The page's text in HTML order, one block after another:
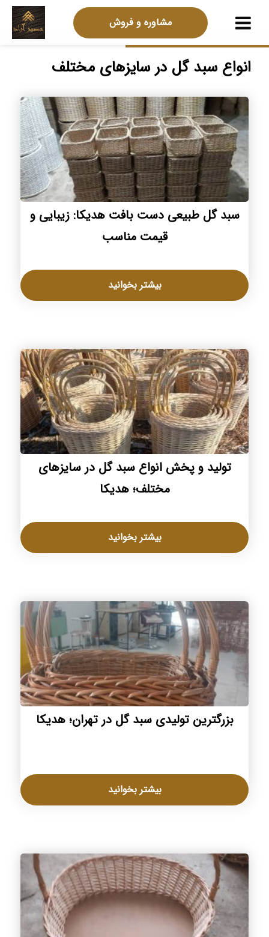
مشاوره و فروش
انواع سبد گل در سایزهای مختلف
سبد گل طبیعی دست بافت هدیکا: زیبایی و
قیمت مناسب
بیشتر بخوانید
تولید و پخش انواع سبد گل در سایزهای
مختلف؛ هدیکا
بیشتر بخوانید
بزرگترین تولیدی سبد گل در تهران؛ هدیکا
بیشتر بخوانید